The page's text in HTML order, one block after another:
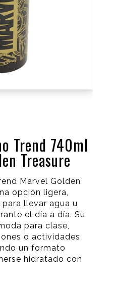
Trend 740ml
Treasure
Marvel Golden
opción ligera,
llevar agua u
el día a día. Su
para clase,
o actividades
un formato
hidratado con